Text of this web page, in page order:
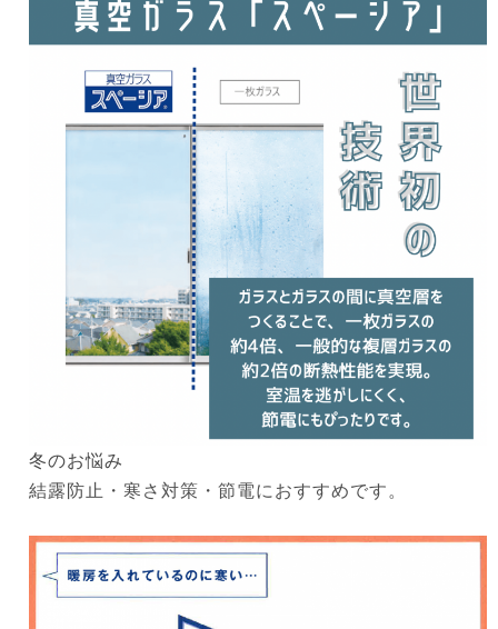
冬のお悩み
結露防止・寒さ対策・節電におすすめです。